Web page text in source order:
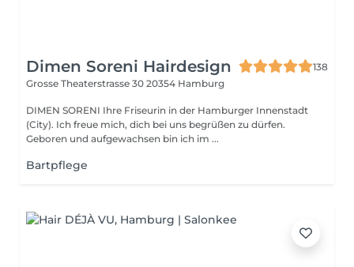
Dimen Soreni Hairdesign
138
Grosse Theaterstrasse 30 20354 Hamburg
DIMEN SORENI Ihre Friseurin in der Hamburger Innenstadt
(City). Ich freue mich, dich bei uns begrüßen zu dürfen.
Geboren und aufgewachsen bin ich im ...
Bartpflege